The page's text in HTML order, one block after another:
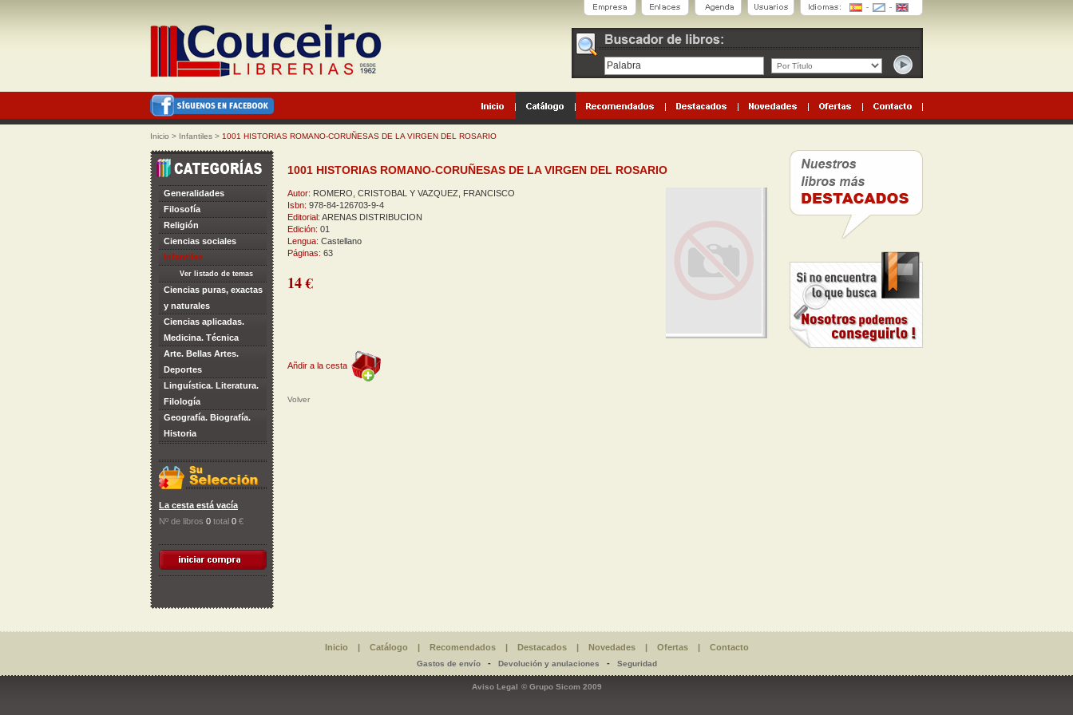
Inicio > Infantiles > 1001 HISTORIAS ROMANO-CORUÑESAS DE LA VIRGEN DEL ROSARIO
Generalidades
Filosofía
Religión
Ciencias sociales
Infantiles
Ver listado de temas
Ciencias puras, exactas
y naturales
Ciencias aplicadas.
Medicina. Técnica
Arte. Bellas Artes.
Deportes
Linguística. Literatura.
Filología
Geografía. Biografía.
Historia
La cesta está vacía
Nº de libros 0 total 0 €
1001 HISTORIAS ROMANO-CORUÑESAS DE LA VIRGEN DEL ROSARIO
Autor: ROMERO, CRISTOBAL Y VAZQUEZ, FRANCISCO
Isbn: 978-84-126703-9-4
Editorial: ARENAS DISTRIBUCION
Edición: 01
Lengua: Castellano
Páginas: 63
14 €
Añdir a la cesta
Volver
Inicio | Catálogo | Recomendados| Destacados| Novedades| Ofertas| Contacto
Gastos de envío- Devolución y anulaciones - Seguridad
Aviso Legal © Grupo Sicom 2009